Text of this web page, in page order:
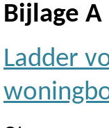
Bijlage A
Ladder